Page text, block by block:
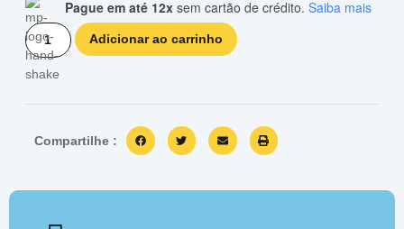
Pague em até 12x sem cartão de crédito. Saiba mais
Adicionar ao carrinho
Compartilhe :